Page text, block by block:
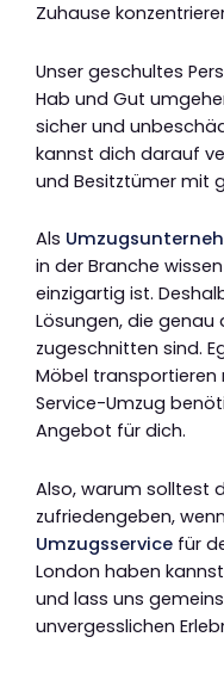
Zuhause
Unser geschultes
Hab und Gut
sicher und
kannst dich darauf
und Besitztümer mit
Als
in der Branche
einzigartig ist.
Lösungen, die genau
zugeschnitten sind.
Möbel
Service-Umzug
Angebot für dich.
Also, warum solltest
zufriedengeben,
Umzugsservice für
London haben
und lass uns
unvergesslichen